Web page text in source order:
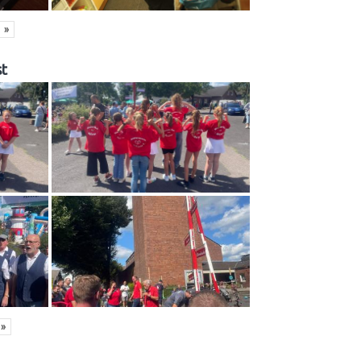
»
»